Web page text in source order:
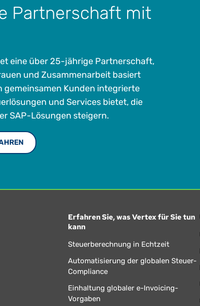
Partnerschaft mit
eine über 25-jährige Partnerschaft,
und Zusammenarbeit basiert
gemeinsamen Kunden integrierte
und Services bietet, die
SAP-Lösungen steigern.
Erfahren Sie, was Vertex für Sie tun
kann
Steuerberechnung in Echtzeit
Automatisierung der globalen Steuer-
Compliance
Einhaltung globaler e-Invoicing-
Vorgaben